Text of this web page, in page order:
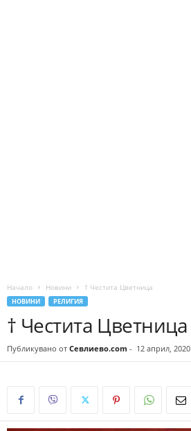
Начало Новини † Честита Цветница
НОВИНИ РЕЛИГИЯ
† Честита Цветница
Публикувано от Севлиево.com - 12 април, 2020